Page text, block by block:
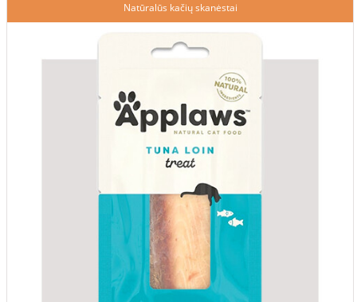
Natūralūs kačių skanėstai